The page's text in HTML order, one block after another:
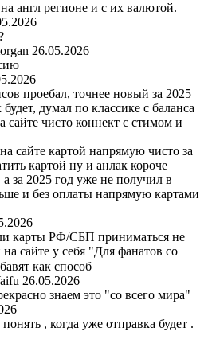
англ регионе и с их валютой.
26.05.2026
проебал, точнее новый за 2025
думал по классике с баланса
сайте чисто коннект с стимом и
сайте картой напрямую чисто за
картой ну и анлак короче
за 2025 год уже не получил в
и без оплаты напрямую картами
карты РФ/СБП приниматься не
на сайте у себя "Для фанатов со
как способ
26.05.2026
знаем это "со всего мира"
, когда уже отправка будет .